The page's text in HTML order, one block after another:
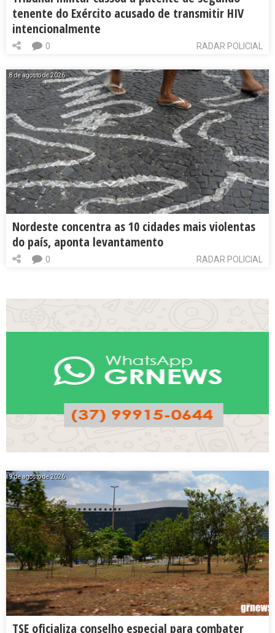
tenente do Exército acusado de transmitir HIV
intencionalmente
RADAR POLICIAL
0
8 de agosto de 2026
Nordeste concentra as 10 cidades mais violentas
do país, aponta levantamento
RADAR POLICIAL
0
9 de agosto de 2026
TSE oficializa conselho especial para combater